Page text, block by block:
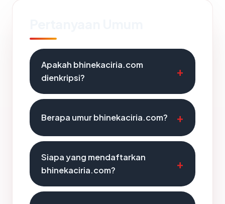
Apakah bhinekaciria.com
dienkripsi?
Berapa umur bhinekaciria.com?
Siapa yang mendaftarkan
bhinekaciria.com?